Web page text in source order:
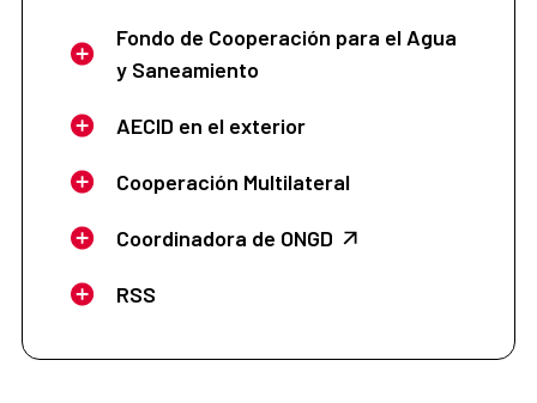
Fondo de Cooperación para el Agua
y Saneamiento
AECID en el exterior
Cooperación Multilateral
Coordinadora de ONGD
RSS